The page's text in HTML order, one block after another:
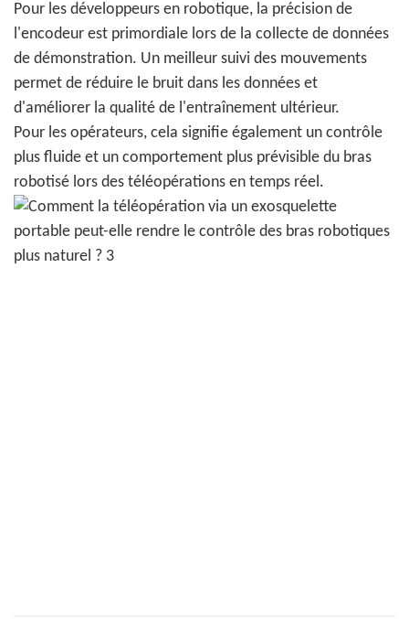
Pour les développeurs en robotique, la précision de
l'encodeur est primordiale lors de la collecte de données
de démonstration. Un meilleur suivi des mouvements
permet de réduire le bruit dans les données et
d'améliorer la qualité de l'entraînement ultérieur.
Pour les opérateurs, cela signifie également un contrôle
plus fluide et un comportement plus prévisible du bras
robotisé lors des téléopérations en temps réel.